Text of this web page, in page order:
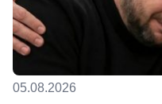
05.08.2026